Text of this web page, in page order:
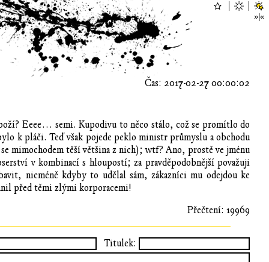
Čas: 2017-02-27 00:00:02
Eeee… semi. Kupodivu to něco stálo, což se promítlo do
k pláči. Teď však pojede peklo ministr průmyslu a obchodu
mimochodem těší většina z nich); wtf? Ano, prostě ve jménu
v kombinací s hloupostí; za pravděpodobnější považuji
nicméně kdyby to udělal sám, zákazníci mu odejdou ke
před těmi zlými korporacemi!
Přečtení: 19969
Titulek: